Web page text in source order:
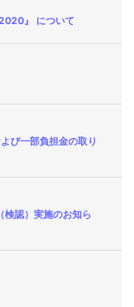
』 について
び一部負担金の取り
認）実施のお知ら